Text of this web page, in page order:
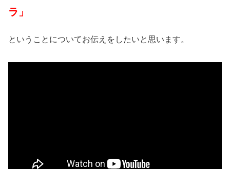
ラ」
ということについてお伝えをしたいと思います。